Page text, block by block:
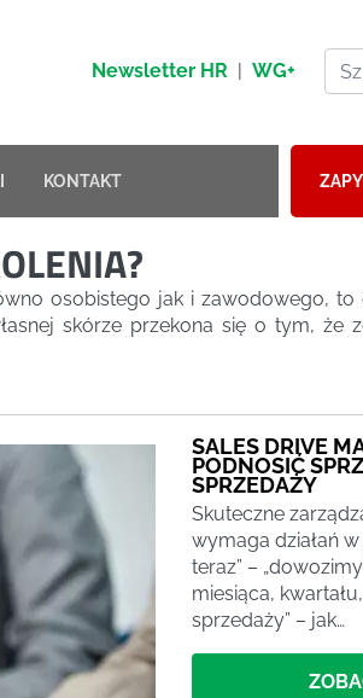
Newsletter HR | WG+
KONTAKT
osobistego jak i zawodowego, to
skórze przekona się o tym, że
SALES DRIVE
PODNOSIĆ
SPRZEDAŻY
Skuteczne
wymaga działań
teraz” –
miesiąca,
sprzedaży” – jak…